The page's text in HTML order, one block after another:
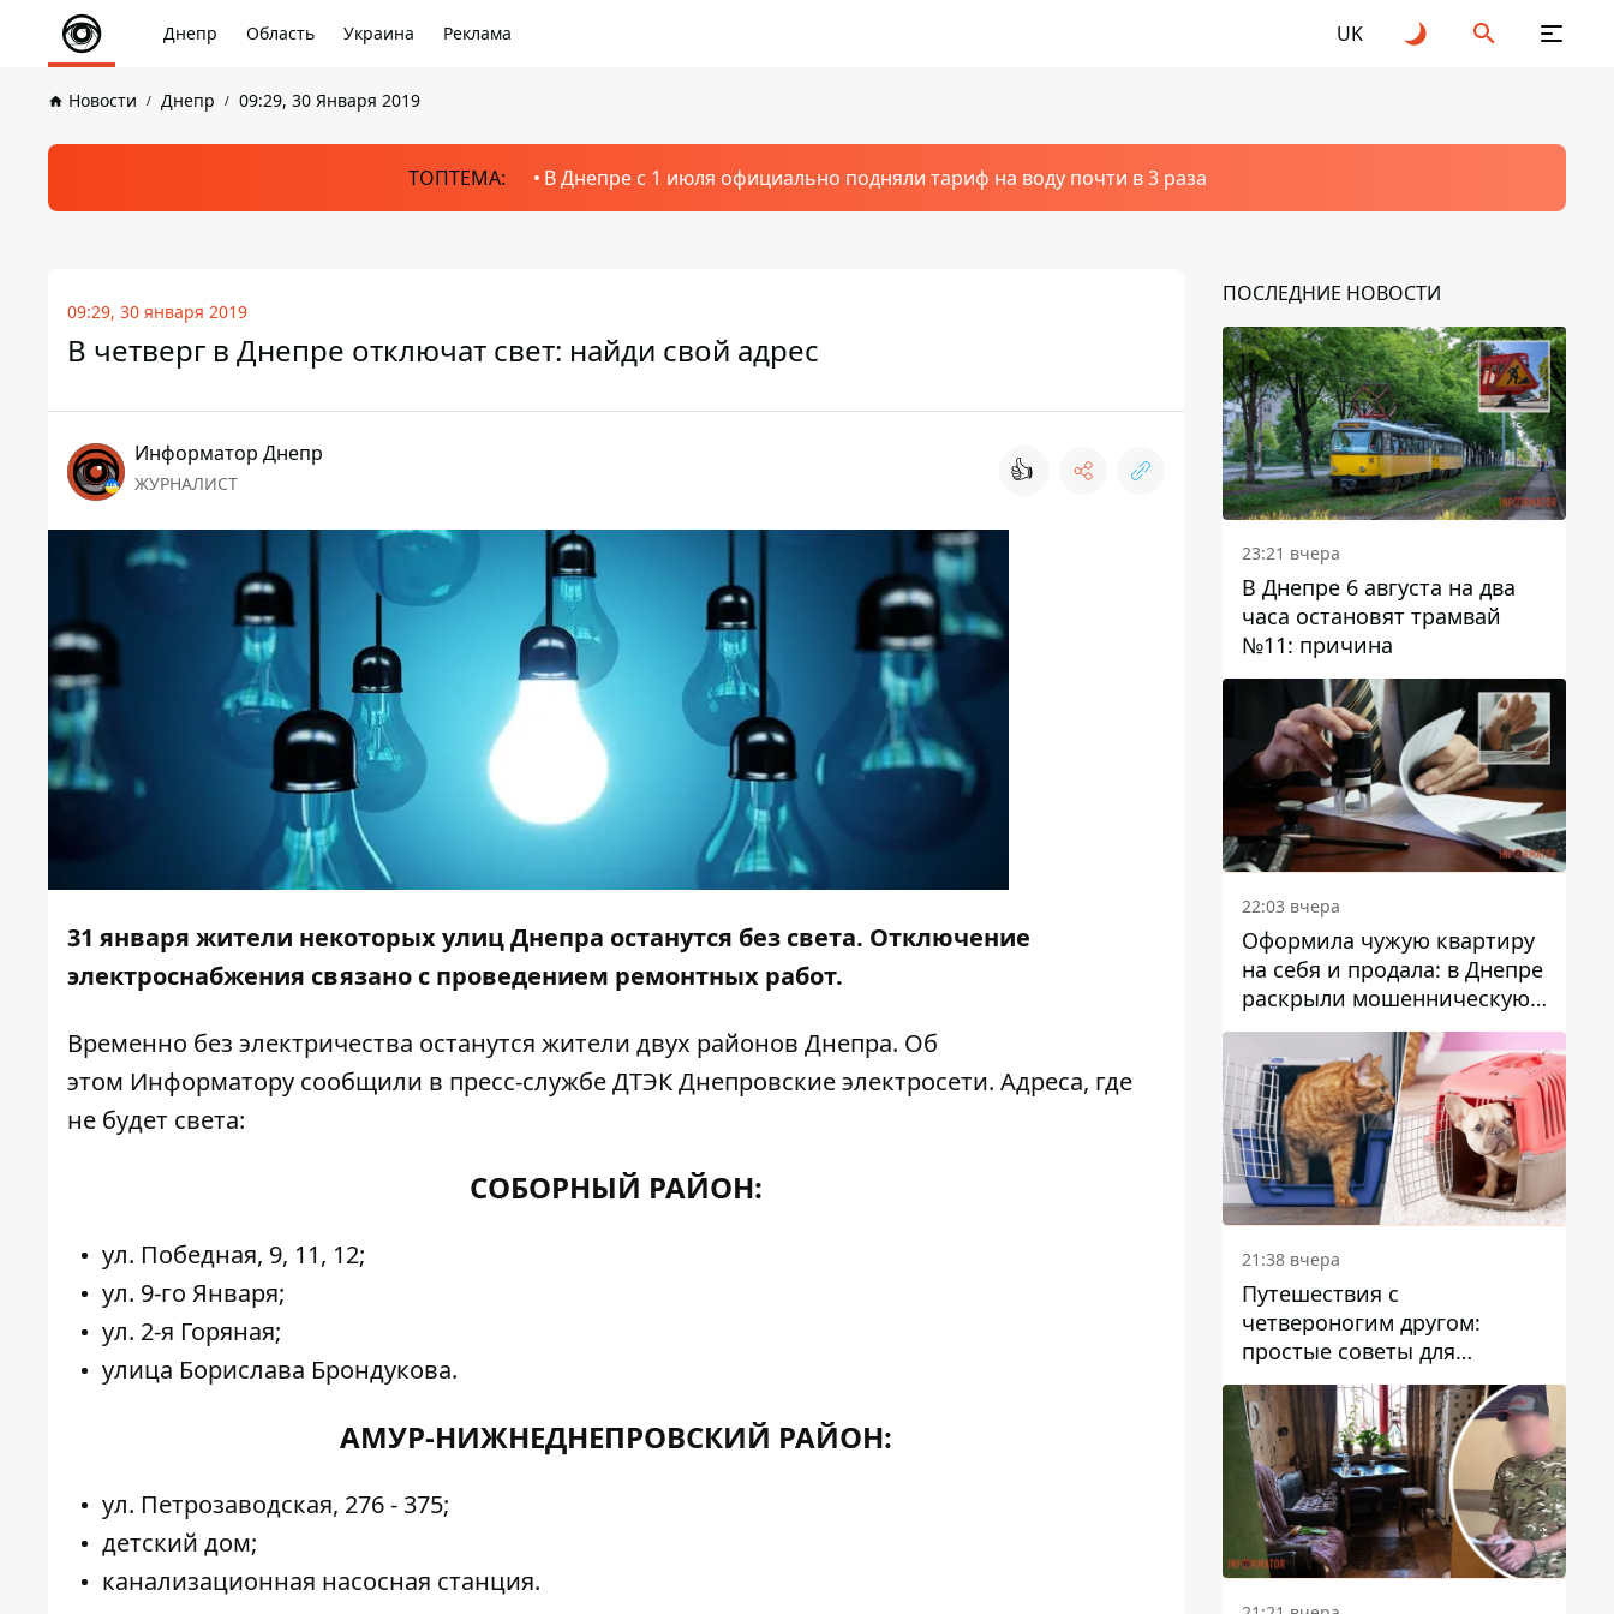
Днепр Область Украина Реклама UK
Новости Днепр 09:29, 30 Января 2019
ТОПТЕМА: В Днепре с 1 июля официально подняли тариф на воду почти в 3 раза
09:29, 30 января 2019
В четверг в Днепре отключат свет: найди свой адрес
Информатор Днепр
ЖУРНАЛИСТ 👍
31 января жители некоторых улиц Днепра останутся без света. Отключение
электроснабжения связано с проведением ремонтных работ.
Временно без электричества останутся жители двух районов Днепра. Об
этом Информатору сообщили в пресс-службе ДТЭК Днепровские электросети. Адреса, где
не будет света:
СОБОРНЫЙ РАЙОН:
ул. Победная, 9, 11, 12;
ул. 9-го Января;
ул. 2-я Горяная;
улица Борислава Брондукова.
АМУР-НИЖНЕДНЕПРОВСКИЙ РАЙОН:
ул. Петрозаводская, 276 - 375;
детский дом;
канализационная насосная станция.
ПОСЛЕДНИЕ НОВОСТИ
23:21 вчера
В Днепре 6 августа на два
часа остановят трамвай
№11: причина
22:03 вчера
Оформила чужую квартиру
на себя и продала: в Днепре
раскрыли мошенническую
схему с недвижимостью
21:38 вчера
Путешествия с
четвероногим другом:
простые советы для
поездок с животными